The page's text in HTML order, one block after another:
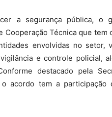
a segurança pública, o
Cooperação Técnica que
envolvidas no setor,
e controle policial,
destacado pela
acordo tem a participação